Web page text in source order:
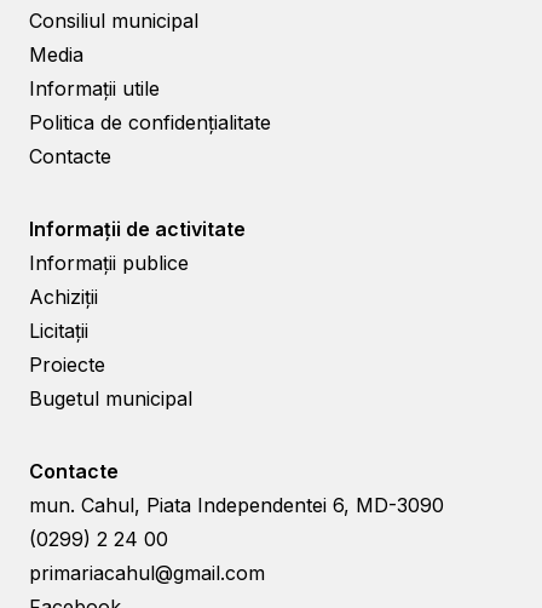
Consiliul municipal
Media
Informații utile
Politica de confidențialitate
Contacte
Informații de activitate
Informații publice
Achiziții
Licitații
Proiecte
Bugetul municipal
Contacte
mun. Cahul, Piata Independentei 6, MD-3090
(0299) 2 24 00
primariacahul@gmail.com